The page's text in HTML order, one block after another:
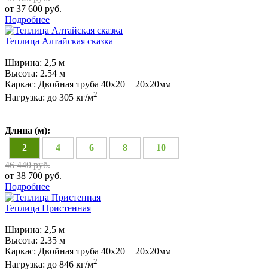
от 37 600 руб.
Подробнее
Теплица Алтайская сказка
Ширина: 2,5 м
Высота: 2.54 м
Каркас: Двойная труба 40х20 + 20х20мм
Нагрузка: до 305 кг/м2
Длина (м):
2
4 6 8
10
46 440 руб.
от 38 700 руб.
Подробнее
Теплица Пристенная
Ширина: 2,5 м
Высота: 2.35 м
Каркас: Двойная труба 40х20 + 20х20мм
Нагрузка: до 846 кг/м2